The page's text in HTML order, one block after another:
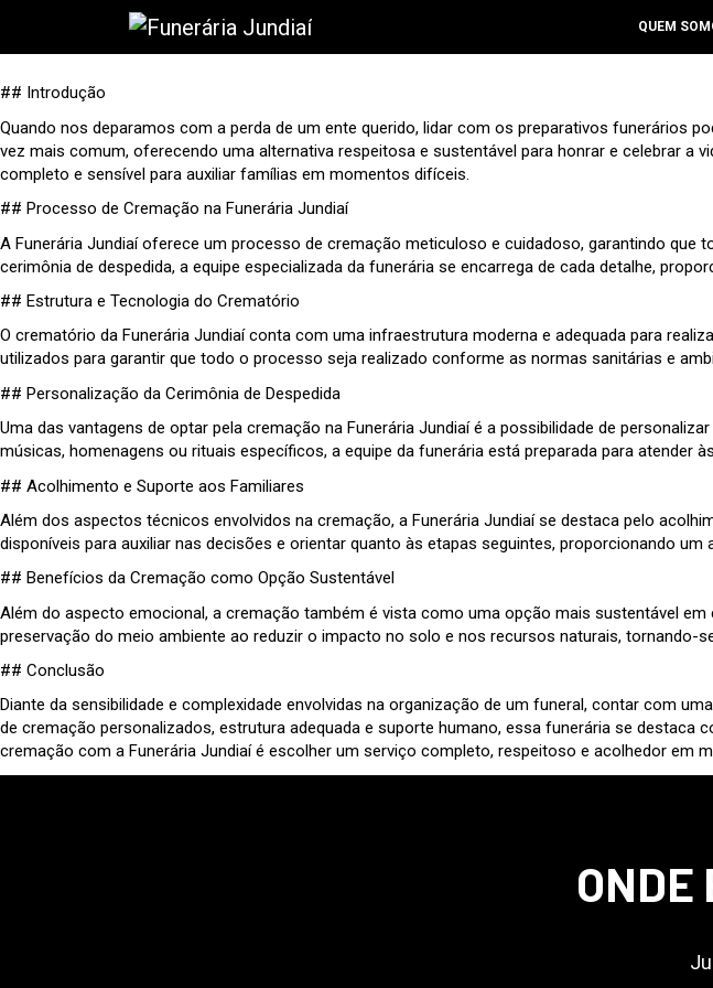
QUEM
## Introdução
Quando nos deparamos com a perda de um ente querido, lidar com os preparativos funerários
vez mais comum, oferecendo uma alternativa respeitosa e sustentável para honrar e celebrar a
completo e sensível para auxiliar famílias em momentos difíceis.
## Processo de Cremação na Funerária Jundiaí
A Funerária Jundiaí oferece um processo de cremação meticuloso e cuidadoso, garantindo
cerimônia de despedida, a equipe especializada da funerária se encarrega de cada detalhe,
## Estrutura e Tecnologia do Crematório
O crematório da Funerária Jundiaí conta com uma infraestrutura moderna e adequada para
utilizados para garantir que todo o processo seja realizado conforme as normas sanitárias e
## Personalização da Cerimônia de Despedida
Uma das vantagens de optar pela cremação na Funerária Jundiaí é a possibilidade de
músicas, homenagens ou rituais específicos, a equipe da funerária está preparada para
## Acolhimento e Suporte aos Familiares
Além dos aspectos técnicos envolvidos na cremação, a Funerária Jundiaí se destaca pelo
disponíveis para auxiliar nas decisões e orientar quanto às etapas seguintes, proporcionando
## Benefícios da Cremação como Opção Sustentável
Além do aspecto emocional, a cremação também é vista como uma opção mais sustentável
preservação do meio ambiente ao reduzir o impacto no solo e nos recursos naturais, tornando-
## Conclusão
Diante da sensibilidade e complexidade envolvidas na organização de um funeral, contar com
de cremação personalizados, estrutura adequada e suporte humano, essa funerária se
cremação com a Funerária Jundiaí é escolher um serviço completo, respeitoso e acolhedor em
ONDE